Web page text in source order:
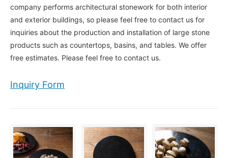
company performs architectural stonework for both interior
and exterior buildings, so please feel free to contact us for
inquiries about the production and installation of large stone
products such as countertops, basins, and tables. We offer
free estimates. Please feel free to contact us.
Inquiry Form